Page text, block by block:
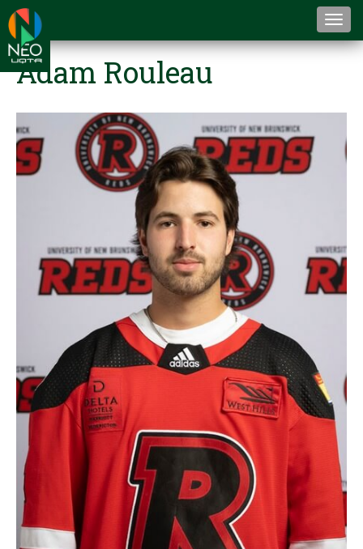
Adam Rouleau